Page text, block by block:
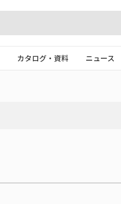
カタログ・資料 ニュース